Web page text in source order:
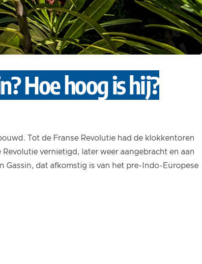
Hoe hoog is hij?
Tot de Franse Revolutie had de klokkentoren
vernietigd, later weer aangebracht en aan
Gassin, dat afkomstig is van het pre-Indo-Europese